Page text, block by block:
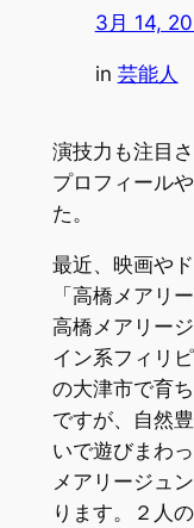
3月 14,
in 芸能人
演技力も注目
プロフィール
た。
最近、映画や
「高橋メアリ
高橋メアリー
イン系フィリ
の大津市で育
ですが、自然
いで遊びまわ
メアリージュ
ります。２人